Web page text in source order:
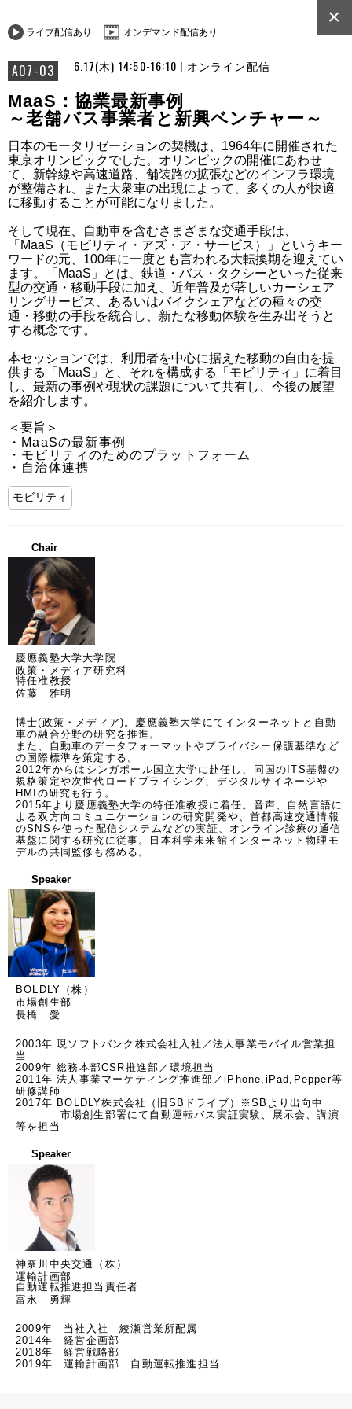
ライブ配信あり オンデマンド配信あり
A07-03 6.17(木) 14:50-16:10 | オンライン配信
×
MaaS：協業最新事例
～老舗バス事業者と新興ベンチャー～
日本のモータリゼーションの契機は、1964年に開催された
東京オリンピックでした。オリンピックの開催にあわせ
て、新幹線や高速道路、舗装路の拡張などのインフラ環境
が整備され、また大衆車の出現によって、多くの人が快適
に移動することが可能になりました。
そして現在、自動車を含むさまざまな交通手段は、
「MaaS（モビリティ・アズ・ア・サービス）」というキー
ワードの元、100年に一度とも言われる大転換期を迎えてい
ます。「MaaS」とは、鉄道・バス・タクシーといった従来
型の交通・移動手段に加え、近年普及が著しいカーシェア
リングサービス、あるいはバイクシェアなどの種々の交
通・移動の手段を統合し、新たな移動体験を生み出そうと
する概念です。
本セッションでは、利用者を中心に据えた移動の自由を提
供する「MaaS」と、それを構成する「モビリティ」に着目
し、最新の事例や現状の課題について共有し、今後の展望
を紹介します。
＜要旨＞
・MaaSの最新事例
・モビリティのためのプラットフォーム
・自治体連携
モビリティ
Chair
慶應義塾大学大学院
政策・メディア研究科
特任准教授
佐藤 雅明
博士(政策・メディア)。慶應義塾大学にてインターネットと自動
車の融合分野の研究を推進。
また、自動車のデータフォーマットやプライバシー保護基準など
の国際標準を策定する。
2012年からはシンガポール国立大学に赴任し、同国のITS基盤の
規格策定や次世代ロードプライシング、デジタルサイネージや
HMIの研究も行う。
2015年より慶應義塾大学の特任准教授に着任。音声、自然言語に
よる双方向コミュニケーションの研究開発や、首都高速交通情報
のSNSを使った配信システムなどの実証、オンライン診療の通信
基盤に関する研究に従事。日本科学未来館インターネット物理モ
デルの共同監修も務める。
Speaker
BOLDLY（株）
市場創生部
長橋 愛
2003年 現ソフトバンク株式会社入社／法人事業モバイル営業担
当
2009年 総務本部CSR推進部／環境担当
2011年 法人事業マーケティング推進部／iPhone,iPad,Pepper等
研修講師
2017年 BOLDLY株式会社（旧SBドライブ）※SBより出向中
市場創生部署にて自動運転バス実証実験、展示会、講演
等を担当
Speaker
神奈川中央交通（株）
運輸計画部
自動運転推進担当責任者
富永 勇輝
2009年　当社入社　綾瀬営業所配属
2014年　経営企画部
2018年　経営戦略部
2019年　運輸計画部　自動運転推進担当